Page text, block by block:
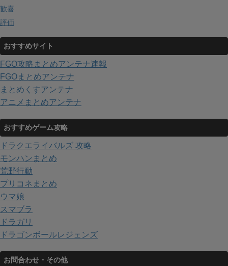
歓喜
評価
おすすめサイト
FGO攻略まとめアンテナ速報
FGOまとめアンテナ
まとめくすアンテナ
アニメまとめアンテナ
おすすめゲーム攻略
ドラクエライバルズ 攻略
モンハンまとめ
荒野行動
プリコネまとめ
ウマ娘
スマブラ
ドラガリ
ドラゴンボールレジェンズ
お問合わせ・その他